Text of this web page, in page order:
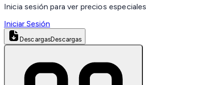
Inicia sesión para ver precios especiales
Iniciar Sesión
DescargasDescargas